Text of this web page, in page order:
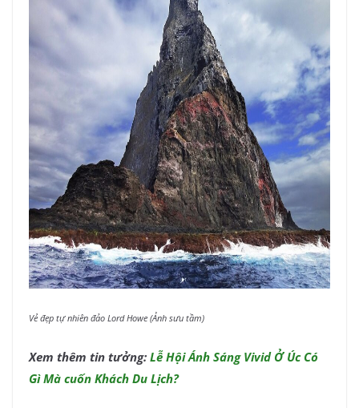
Vẻ đẹp tự nhiên đảo Lord Howe (Ảnh sưu tầm)
Xem thêm tin tưởng: Lễ Hội Ánh Sáng Vivid Ở Úc Có
Gì Mà cuốn Khách Du Lịch?